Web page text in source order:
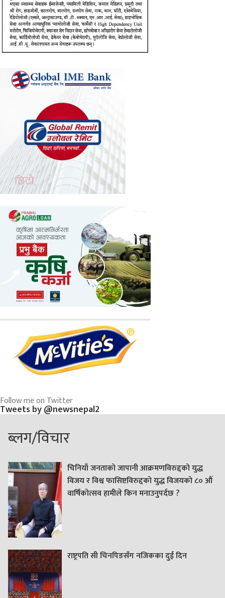
Follow me on Twitter
Tweets by @newsnepal2
ब्लग/विचार
चिनियाँ जनताको जापानी आक्रमणविरुद्दको युद्ध
विजय र विश्व फासिष्टविरुद्दको युद्ध विजयको ८० औं
वार्षिकोत्सव हामीले किन मनाउनुपर्दछ ?
राष्ट्रपति सी चिनपिङसँग नजिकका दुई दिन